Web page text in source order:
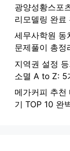
광양성황스포
리모델링 완료
세무사학원 동
문제풀이 총정
지역권 설정
소멸 A to Z: 5
메가커피 추천
기 TOP 10 완